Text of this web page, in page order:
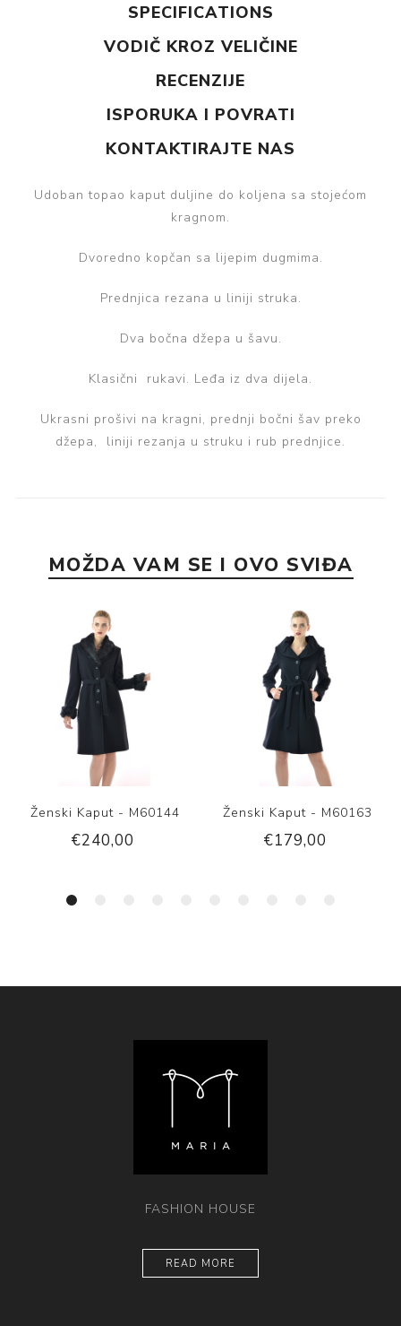
SPECIFICATIONS
VODIČ KROZ VELIČINE
RECENZIJE
ISPORUKA I POVRATI
KONTAKTIRAJTE NAS
Udoban topao kaput duljine do koljena sa stojećom
kragnom.
Dvoredno kopčan sa lijepim dugmima.
Prednjica rezana u liniji struka.
Dva bočna džepa u šavu.
Klasični rukavi. Leđa iz dva dijela.
Ukrasni prošivi na kragni, prednji bočni šav preko
džepa, liniji rezanja u struku i rub prednjice.
MOŽDA VAM SE I OVO SVIĐA
Ženski Kaput - M60144
€240,00
Ženski Kaput - M60163
€179,00
FASHION HOUSE
READ MORE